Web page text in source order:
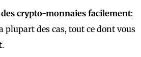
crypto-monnaies facilement:
plupart des cas, tout ce dont vous